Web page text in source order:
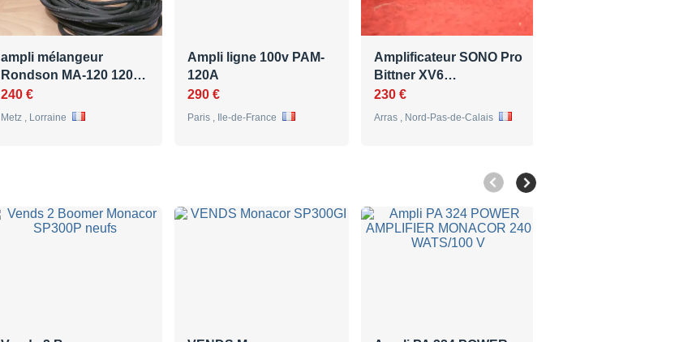
ampli mélangeur
Rondson MA-120 120…
240 €
Metz , Lorraine
Ampli ligne 100v PAM-
120A
290 €
Paris , Ile-de-France
Amplificateur SONO Pro
Bittner XV6…
230 €
Arras , Nord-Pas-de-Calais